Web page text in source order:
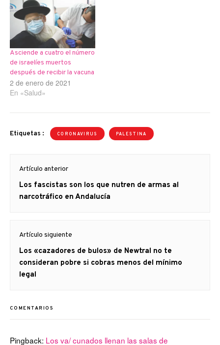
Asciende a cuatro el número
de israelíes muertos
después de recibir la vacuna
2 de enero de 2021
En «Salud»
Etiquetas : CORONAVIRUS PALESTINA
de
entradas
Artículo anterior
Artículo
anterior
Los fascistas son los que nutren de armas al
narcotráfico en Andalucía
Artículo siguiente
Artículo
siguiente:
Los «cazadores de bulos» de Newtral no te
consideran pobre si cobras menos del mínimo
legal
COMENTARIOS
Pingback: Los va/ cunados llenan las salas de